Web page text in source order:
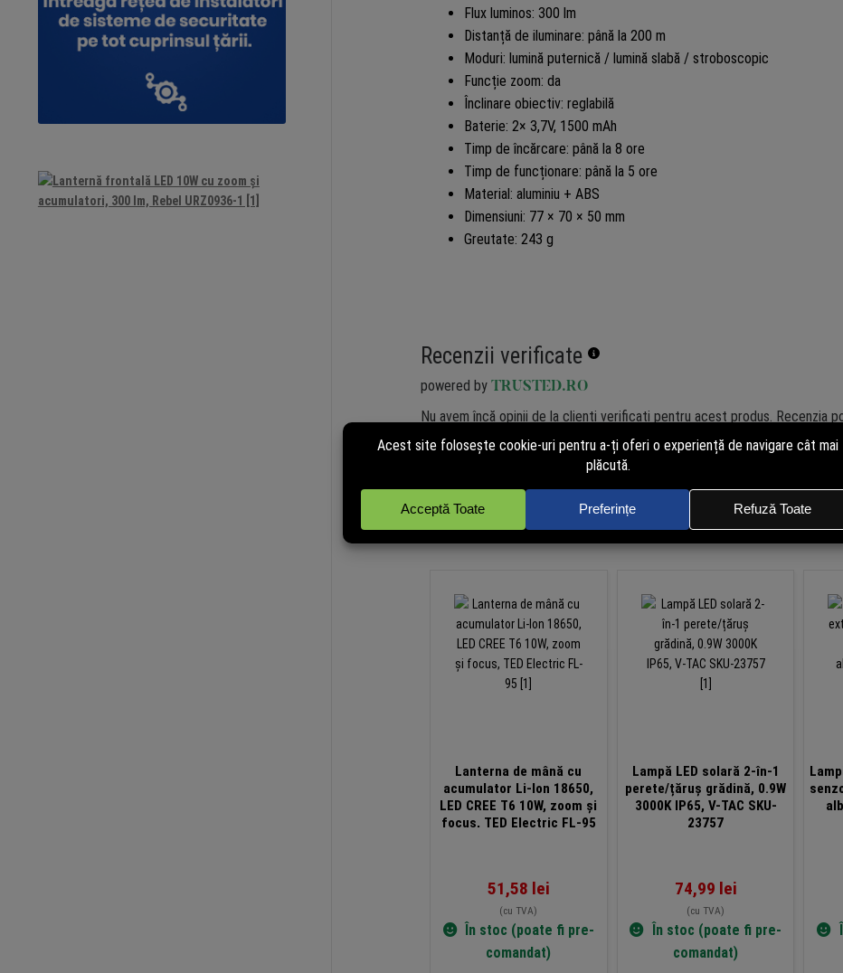
Flux luminos: 300 lm
Distanță de iluminare: până la 200 m
Moduri: lumină puternică / lumină slabă / stroboscopic
Funcție zoom: da
Înclinare obiectiv: reglabilă
Baterie: 2× 3,7V, 1500 mAh
Timp de încărcare: până la 8 ore
Timp de funcționare: până la 5 ore
Material: aluminiu + ABS
Dimensiuni: 77 × 70 × 50 mm
Greutate: 243 g
Recenzii verificate
powered by TRUSTED.RO
Nu avem încă opinii de la clienți verificați pentru acest produs. Recenzia
de cei care au cumpărat pe site. Cumpără și tu acum pentru a putea
Produse similare
Lanterna de mână cu
acumulator Li-Ion 18650,
LED CREE T6 10W, zoom și
focus, TED Electric FL-95
51,58 lei
(cu TVA)
În stoc (poate fi pre-
comandat)
Lampă LED solară 2-în-1
perete/țăruș grădină, 0.9W
3000K IP65, V-TAC SKU-
23757
74,99 lei
(cu TVA)
În stoc (poate fi pre-
comandat)